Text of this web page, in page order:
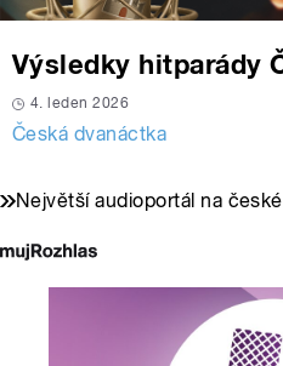
Výsledky hitparády
4. leden 2026
Česká dvanáctka
Největší audioportál na